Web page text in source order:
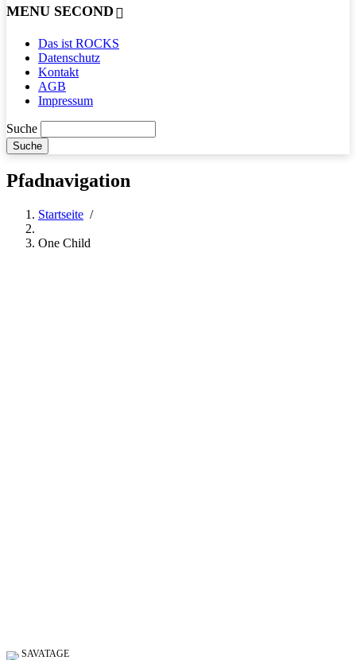
MENU SECOND
Das ist ROCKS
Datenschutz
Kontakt
AGB
Impressum
Suche
Pfadnavigation
Startseite /
One Child
SAVATAGE